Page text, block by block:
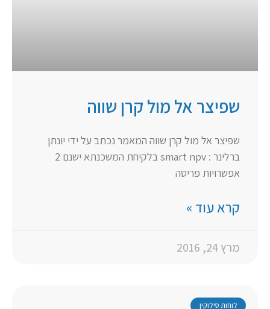
שפיצר אל מול קרן שווה
שפיצר אל מול קרן שווה המאמר נכתב על ידי יונתן
ברלינר : smart npv בלקיחת המשכנתא ישנם 2
אפשרויות פריסה
קרא עוד »
מרץ 24, 2016
לוחות סילוקין